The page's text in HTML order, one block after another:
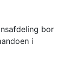
bor
i